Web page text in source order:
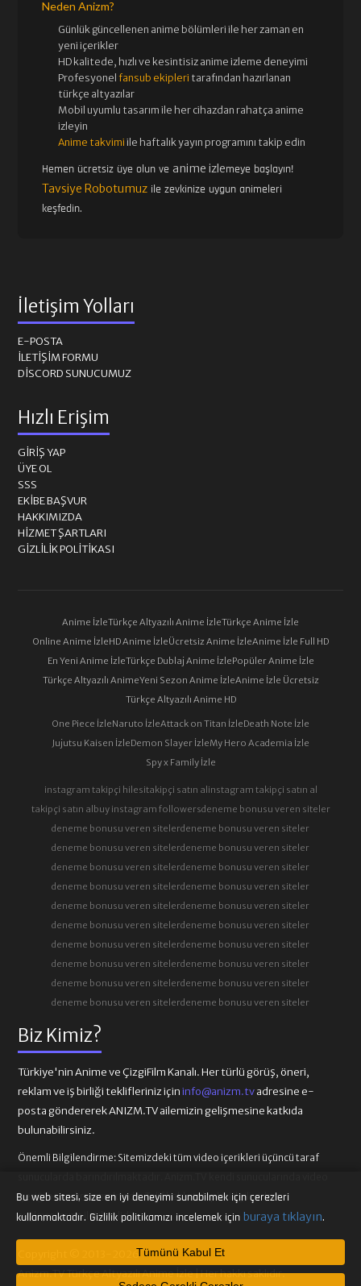
Neden Anizm?
Günlük güncellenen anime bölümleri ile her zaman en
yeni içerikler
HD kalitede, hızlı ve kesintisiz anime izleme deneyimi
Profesyonelfansub ekipleri tarafından hazırlanan
türkçe altyazılar
Mobil uyumlu tasarım ile her cihazdan rahatça anime
izleyin
Anime takvimi ile haftalık yayın programını takip edin
Hemen ücretsiz üye olun ve anime izlemeye başlayın!
Tavsiye Robotumuz ile zevkinize uygun animeleri
keşfedin.
Biz Kimiz?
Türkiye'nin Anime ve ÇizgiFilm Kanalı. Her türlü görüş, öneri,
reklam ve iş birliği teklifleriniz içininfo@anizm.tvadresine e-
posta göndererek ANIZM.TV ailemizin gelişmesine katkıda
bulunabilirsiniz.
Önemli Bilgilendirme: Sitemizdeki tüm video içerikleri üçüncü taraf
içeriği barındırmamaktadır. Telif hakkı talepleri ilgili video
sağlayıcılarına iletilmelidir.
Copyright © 2013-2026
Anizm.TV Türkçe Altyazılı Anime İzle | Her hakkı saklıdır.
İletişim Yolları
E-POSTA
İLETIŞIM FORMU
DISCORD SUNUCUMUZ
Hızlı Erişim
GIRIŞ YAP
ÜYE OL
SSS
EKIBE BAŞVUR
HAKKIMIZDA
HIZMET ŞARTLARI
GIZLILIK POLITIKASI
Anime İzleTürkçe Altyazılı Anime İzleTürkçe Anime İzle
Online Anime İzleHD Anime İzleÜcretsiz Anime İzleAnime İzle Full HD
En Yeni Anime İzleTürkçe Dublaj Anime İzlePopüler Anime İzle
Türkçe Altyazılı AnimeYeni Sezon Anime İzleAnime İzle Ücretsiz
Türkçe Altyazılı Anime HD
One Piece İzleNaruto İzleAttack on Titan İzleDeath Note İzle
Jujutsu Kaisen İzleDemon Slayer İzleMy Hero Academia İzle
Spy x Family İzle
instagram takipçi hilesitakipçi satın alinstagram takipçi satın al
takipçi satın albuy instagram followersdeneme bonusu veren siteler
deneme bonusu veren sitelerdeneme bonusu veren siteler
deneme bonusu veren sitelerdeneme bonusu veren siteler
deneme bonusu veren sitelerdeneme bonusu veren siteler
deneme bonusu veren sitelerdeneme bonusu veren siteler
deneme bonusu veren sitelerdeneme bonusu veren siteler
deneme bonusu veren sitelerdeneme bonusu veren siteler
deneme bonusu veren sitelerdeneme bonusu veren siteler
deneme bonusu veren sitelerdeneme bonusu veren siteler
deneme bonusu veren sitelerdeneme bonusu veren siteler
deneme bonusu veren sitelerdeneme bonusu veren siteler
Bu web sitesi, size en iyi deneyimi sunabilmek için çerezleri
kullanmaktadır. Gizlilik politikamızı incelemek için buraya tıklayın.
Tümünü Kabul Et